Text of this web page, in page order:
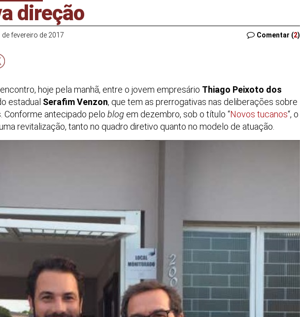
direção
de fevereiro de 2017 Comentar (2)
hoje pela manhã, entre o jovem empresário Thiago Peixoto dos
estadual Serafim Venzon, que tem as prerrogativas nas deliberações sobre
Conforme antecipado pelo blog em dezembro, sob o título “Novos tucanos“, o
revitalização, tanto no quadro diretivo quanto no modelo de atuação.